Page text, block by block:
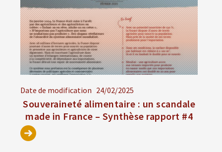
Date de modification 24/02/2025
Souveraineté alimentaire : un scandale
made in France – Synthèse rapport #4